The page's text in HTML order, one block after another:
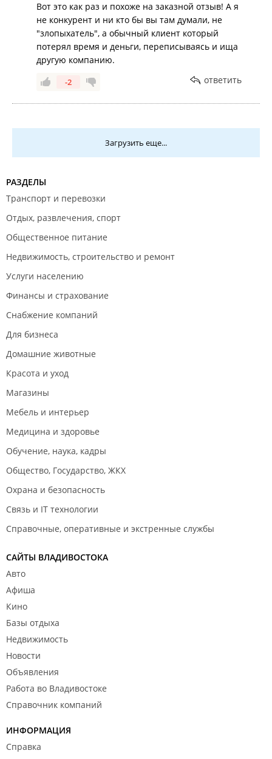
Вот это как раз и похоже на заказной отзыв! А я
не конкурент и ни кто бы вы там думали, не
"злопыхатель", а обычный клиент который
потерял время и деньги, переписываясь и ища
другую компанию.
-2 ответить
Загрузить еще...
РАЗДЕЛЫ
Транспорт и перевозки
Отдых, развлечения, спорт
Общественное питание
Недвижимость, строительство и ремонт
Услуги населению
Финансы и страхование
Снабжение компаний
Для бизнеса
Домашние животные
Красота и уход
Магазины
Мебель и интерьер
Медицина и здоровье
Обучение, наука, кадры
Общество, Государство, ЖКХ
Охрана и безопасность
Связь и IT технологии
Справочные, оперативные и экстренные службы
САЙТЫ ВЛАДИВОСТОКА
Авто
Афиша
Кино
Базы отдыха
Недвижимость
Новости
Объявления
Работа во Владивостоке
Справочник компаний
ИНФОРМАЦИЯ
Справка